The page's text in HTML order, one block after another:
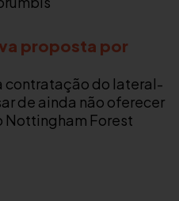
proposta por
contratação do lateral-
de ainda não oferecer
Nottingham Forest